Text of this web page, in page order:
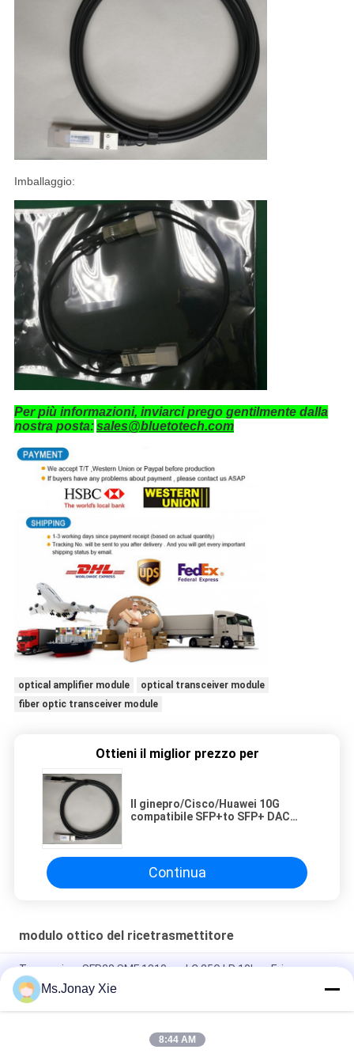
Imballaggio:
Per più informazioni, inviarci prego gentilmente dalla
nostra posta:sales@bluetotech.com
optical amplifier module
optical transceiver module
fiber optic transceiver module
Ottieni il miglior prezzo per
Il ginepro/Cisco/Huawei 10G
compatibile SFP+to SFP+ DAC
Continua
modulo ottico del ricetrasmettitore
Transceiver SFP28 SMF 1310nm LC 25G LR 10km, Ericsson
EOLP-1325G-10-9 RDH 102 75/3 R1A
FTLF8546P5BCV coerente 850NM OXIDE VCSEL, 16X FC, 10GE-
FINISAR FTLX1471D3BCL SFP+ 10Gb/s 1310nm 10km
Ms.Jonay Xie
8:44 AM